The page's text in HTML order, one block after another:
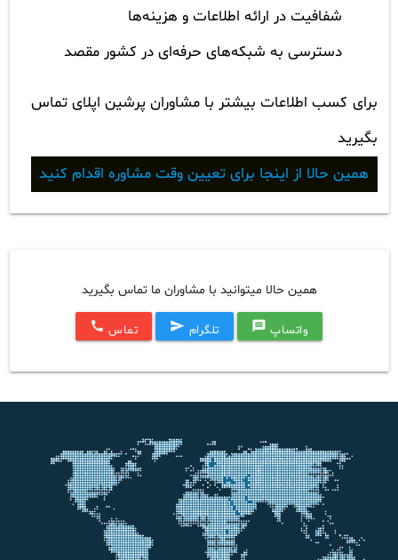
شفافیت در ارائه اطلاعات و هزینه‌ها
دسترسی به شبکه‌های حرفه‌ای در کشور مقصد
برای کسب اطلاعات بیشتر با مشاوران پرشین اپلای تماس
بگیرید
همین حالا از اینجا برای تعیین وقت مشاوره اقدام کنید
همین حالا میتوانید با مشاوران ما تماس بگیرید
واتساپ message تلگرام send تماس call